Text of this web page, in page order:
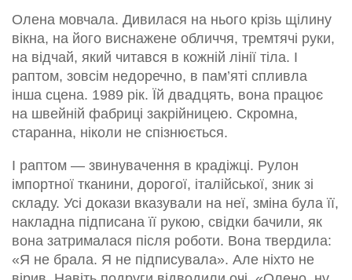
Олена мовчала. Дивилася на нього крізь щілину
вікна, на його виснажене обличчя, тремтячі руки,
на відчай, який читався в кожній лінії тіла. І
раптом, зовсім недоречно, в пам’яті спливла
інша сцена. 1989 рік. Їй двадцять, вона працює
на швейній фабриці закрійницею. Скромна,
старанна, ніколи не спізнюється.
І раптом — звинувачення в крадіжці. Рулон
імпортної тканини, дорогої, італійської, зник зі
складу. Усі докази вказували на неї, зміна була її,
накладна підписана її рукою, свідки бачили, як
вона затрималася після роботи. Вона твердила:
«Я не брала. Я не підписувала». Але ніхто не